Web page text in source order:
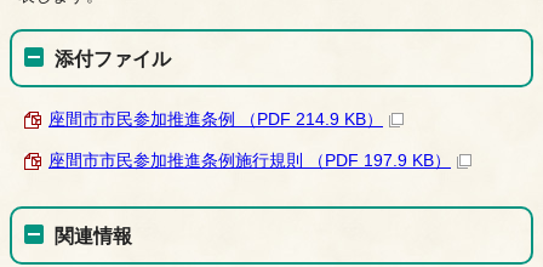
添付ファイル
座間市市民参加推進条例 （PDF 214.9 KB）
座間市市民参加推進条例施行規則 （PDF 197.9 KB）
関連情報